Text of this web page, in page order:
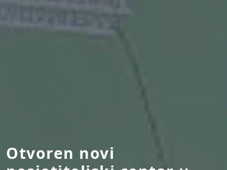
Otvoren novi